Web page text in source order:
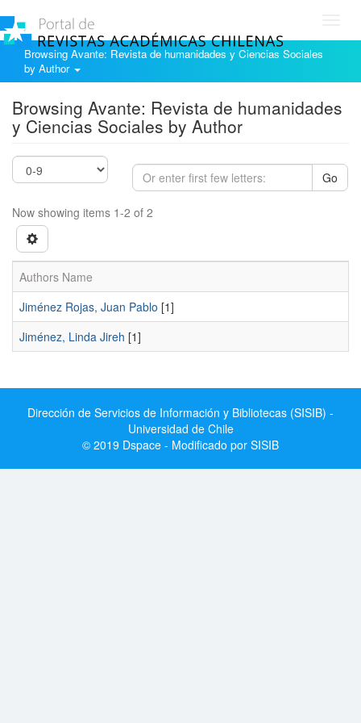
Browsing Avante: Revista de humanidades y Ciencias Sociales
by Author
Browsing Avante: Revista de humanidades
y Ciencias Sociales by Author
Go
Now showing items 1-2 of 2
Authors Name
Jiménez Rojas, Juan Pablo [1]
Jiménez, Linda Jireh [1]
Dirección de Servicios de Información y Bibliotecas (SISIB) -
Universidad de Chile
© 2019 Dspace - Modificado por SISIB